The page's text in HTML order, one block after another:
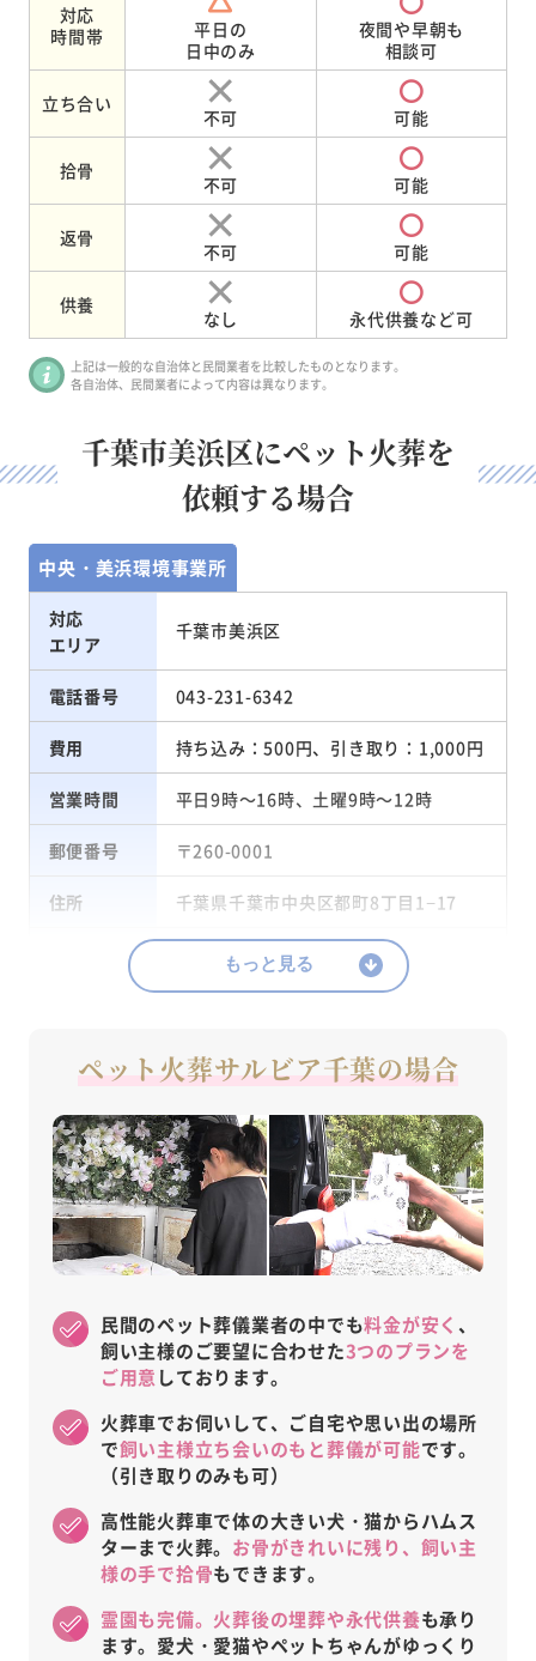
対応
時間帯
平日の
日中のみ
夜間や早朝も
相談可
立ち合い
不可 可能
拾骨
不可 可能
返骨
不可 可能
供養
なし 永代供養など可
上記は一般的な自治体と民間業者を比較したものとなります。
各自治体、民間業者によって内容は異なります。
千葉市美浜区にペット火葬を
依頼する場合
中央・美浜環境事業所
対応
エリア
千葉市美浜区
電話番号 043-231-6342
費用 持ち込み：500円、引き取り：1,000円
営業時間 平日9時～16時、土曜9時～12時
郵便番号 〒260-0001
住所 千葉県千葉市中央区都町8丁目1−17
日曜・祝日・年末年始
千葉市：よくあるご質問（FAQ）：動
たらいいですか。
もっと見る
ペット火葬サルビア千葉の場合
民間のペット葬儀業者の中でも料金が安く 、
飼い主様のご要望に合わせた3つのプランを
ご用意 しております。
火葬車でお伺いして、ご自宅や思い出の場所
で飼い主様立ち会いのもと葬儀が可能です。
（引き取りのみも可）
高性能火葬車で体の大きい犬・猫からハムス
ターまで火葬。 お骨がきれいに残り、飼い主
様の手で拾骨もできます。
霊園も完備。火葬後の埋葬や永代供養も承り
ます。愛犬・愛猫やペットちゃんがゆっくり